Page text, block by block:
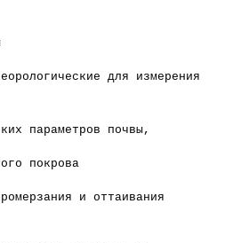
для измерения
параметров почвы,
покрова
и оттаивания